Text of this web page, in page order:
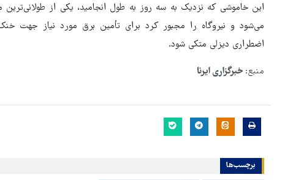
این خاموشی که نزدیک به سه روز به طول انجامید، یکی از
می‌شود و نیروگاه را مجبور کرد برای تأمین برق مورد نیاز جهت
اضطراری دیزلی متکی شود.
منبع: خبرگزاری ایرنا
برچسب‌ها